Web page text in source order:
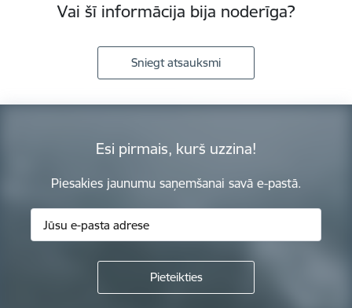
Vai šī informācija bija noderīga?
Sniegt atsauksmi
Esi pirmais, kurš uzzina!
Piesakies jaunumu saņemšanai savā e-pastā.